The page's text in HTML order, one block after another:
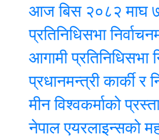
आज बिस २०८२ माघ ७ गते
प्रतिनिधिसभा निर्वाचनमा
आगामी प्रतिनिधिसभा
प्रधानमन्त्री कार्की र
मीन विश्वकर्माको प्रस्ताव-
नेपाल एयरलाइन्सको